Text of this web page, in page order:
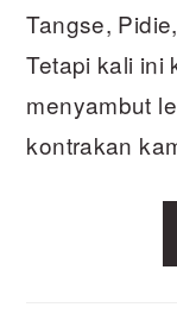
Tangse,
Tetapi kali ini
menyambut
kontrakan